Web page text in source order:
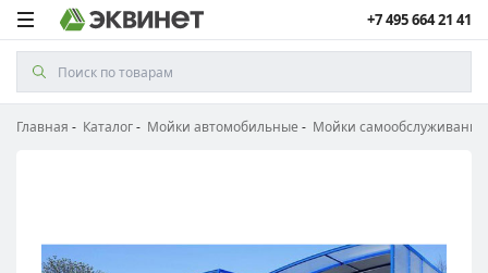
+7 495 664 21 41
Главная Каталог Мойки автомобильные Мойки самообслуживания